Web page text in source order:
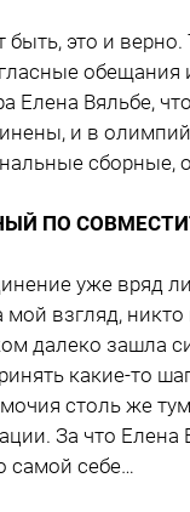
это и верно.
обещания
Елена Вяльбе,
и в
сборные,
ПО
уже вряд
мой взгляд, никто
далеко зашла
какие-то
столь же
За что Елена
самой себе…